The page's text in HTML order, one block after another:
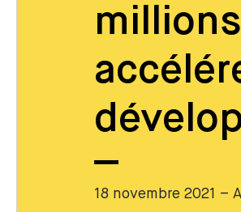
18 novembre 2021 –